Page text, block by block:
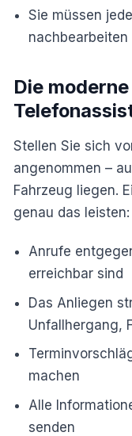
Sie müssen
nachbearbeiten
Die
Stellen Sie sich
angenommen –
Fahrzeug liegen.
genau das leisten:
Anrufe
erreichbar sind
Das Anliegen
Unfallhergang,
machen
Alle
senden